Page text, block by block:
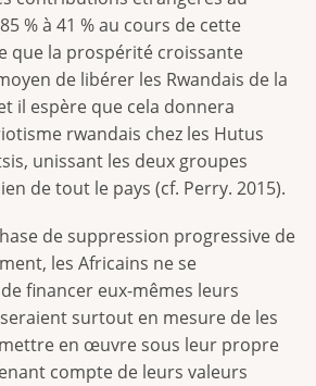
% à 41 % au cours de cette
que la prospérité croissante
de libérer les Rwandais de la
il espère que cela donnera
rwandais chez les Hutus
unissant les deux groupes
de tout le pays (cf. Perry. 2015).
de suppression progressive de
les Africains ne se
financer eux-mêmes leurs
surtout en mesure de les
en œuvre sous leur propre
compte de leurs valeurs